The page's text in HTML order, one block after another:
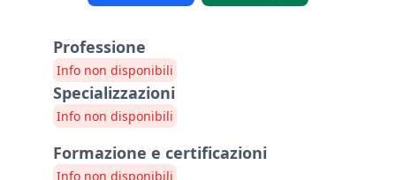
Professione
Info non disponibili
Specializzazioni
Info non disponibili
Formazione e certificazioni
Info non disponibili